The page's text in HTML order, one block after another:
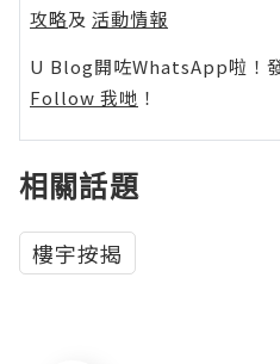
攻略及 活動情報
U Blog開咗WhatsApp啦！
Follow 我哋 ！
相關話題
樓宇按揭